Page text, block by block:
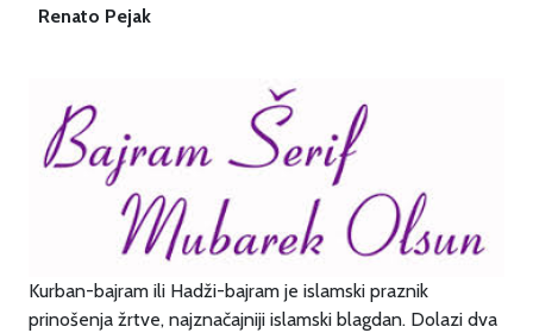
Renato Pejak
Kurban-bajram ili Hadži-bajram je islamski praznik
prinošenja žrtve, najznačajniji islamski blagdan. Dolazi dva